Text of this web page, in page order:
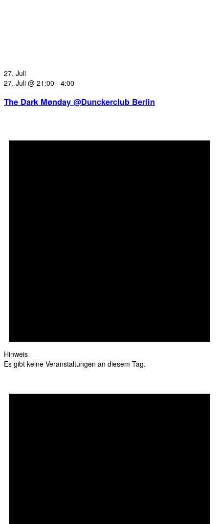
27. Juli
27. Juli @ 21:00 - 4:00
The Dark Mønday @Dunckerclub Berlin
Hinweis
Es gibt keine Veranstaltungen an diesem Tag.